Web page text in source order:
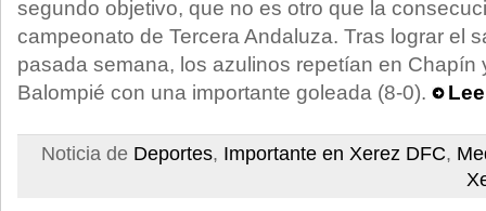
segundo objetivo, que no es otro que la
campeonato de Tercera Andaluza. Tras lograr el
pasada semana, los azulinos repetían en Chapín
Balompié con una importante goleada (8-0).
Noticia de Deportes, Importante en Xerez DFC,